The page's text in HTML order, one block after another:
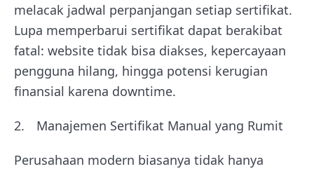
melacak jadwal perpanjangan setiap sertifikat.
Lupa memperbarui sertifikat dapat berakibat
fatal: website tidak bisa diakses, kepercayaan
pengguna hilang, hingga potensi kerugian
finansial karena downtime.
Manajemen Sertifikat Manual yang Rumit
Perusahaan modern biasanya tidak hanya